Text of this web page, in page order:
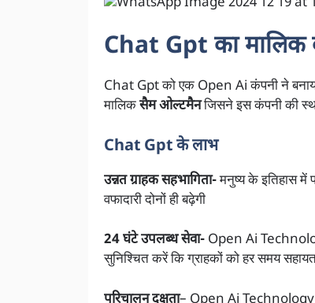
Chat Gpt का मालिक
Chat Gpt को एक Open Ai कंपनी ने
मालिकसैम ओल्टमैनजिसने इस कंपनी की
Chat Gpt के लाभ
उन्नत ग्राहक सहभागिता-मनुष्य के इतिहास
वफादारी दोनों ही बढ़ेगी
24 घंटे उपलब्ध सेवा- Open Ai
सुनिश्चित करें कि ग्राहकों को हर समय